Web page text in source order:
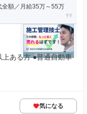
額／月給35万～55万
ある方 ●普通自動車
気になる